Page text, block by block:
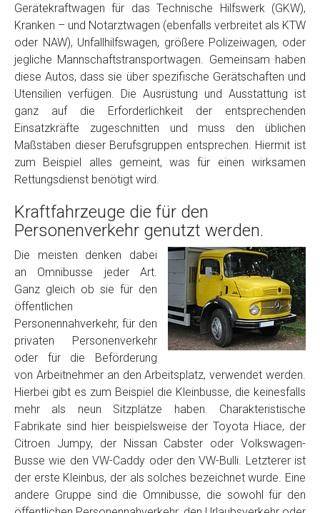
Fertig
Wie viel ist 10+2 ?
Gerätekraftwagen für das Technische Hilfswerk (GKW),
Kranken – und Notarztwagen (ebenfalls verbreitet als KTW
oder NAW), Unfallhilfswagen, größere Polizeiwagen, oder
jegliche Mannschaftstransportwagen. Gemeinsam haben
diese Autos, dass sie über spezifische Gerätschaften und
Utensilien verfügen. Die Ausrüstung und Ausstattung ist
ganz auf die Erforderlichkeit der entsprechenden
Einsatzkräfte zugeschnitten und muss den üblichen
Maßstäben dieser Berufsgruppen entsprechen. Hiermit ist
zum Beispiel alles gemeint, was für einen wirksamen
Rettungsdienst benötigt wird.
Kraftfahrzeuge die für den
Personenverkehr genutzt werden.
Die meisten denken dabei
an Omnibusse jeder Art.
Ganz gleich ob sie für den
öffentlichen
Personennahverkehr, für den
privaten Personenverkehr
oder für die Beförderung
von Arbeitnehmer an den Arbeitsplatz, verwendet werden.
Hierbei gibt es zum Beispiel die Kleinbusse, die keinesfalls
mehr als neun Sitzplätze haben. Charakteristische
Fabrikate sind hier beispielsweise der Toyota Hiace, der
Citroen Jumpy, der Nissan Cabster oder Volkswagen-
Busse wie den VW-Caddy oder den VW-Bulli. Letzterer ist
der erste Kleinbus, der als solches bezeichnet wurde. Eine
andere Gruppe sind die Omnibusse, die sowohl für den